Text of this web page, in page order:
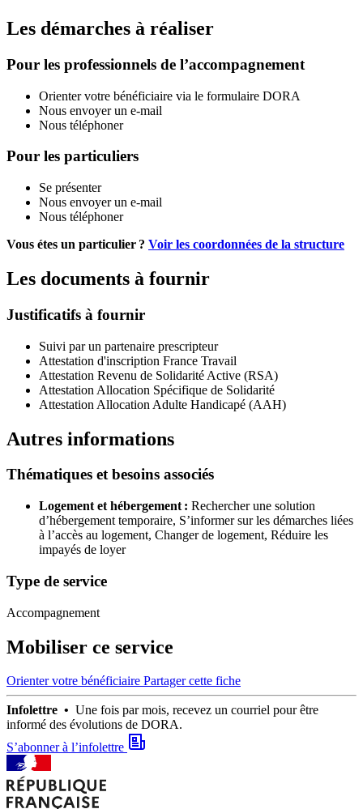
Les démarches à réaliser
Pour les professionnels de l’accompagnement
Orienter votre bénéficiaire via le formulaire DORA
Nous envoyer un e-mail
Nous téléphoner
Pour les particuliers
Se présenter
Nous envoyer un e-mail
Nous téléphoner
Vous étes un particulier ? Voir les coordonnées de la structure
Les documents à fournir
Justificatifs à fournir
Suivi par un partenaire prescripteur
Attestation d'inscription France Travail
Attestation Revenu de Solidarité Active (RSA)
Attestation Allocation Spécifique de Solidarité
Attestation Allocation Adulte Handicapé (AAH)
Autres informations
Thématiques et besoins associés
Logement et hébergement : Rechercher une solution
d’hébergement temporaire, S’informer sur les démarches liées
à l’accès au logement, Changer de logement, Réduire les
impayés de loyer
Type de service
Accompagnement
Mobiliser ce service
Orienter votre bénéficiaire Partager cette fiche
Infolettre • Une fois par mois, recevez un courriel pour être
informé des évolutions de DORA.
S’abonner à l’infolettre